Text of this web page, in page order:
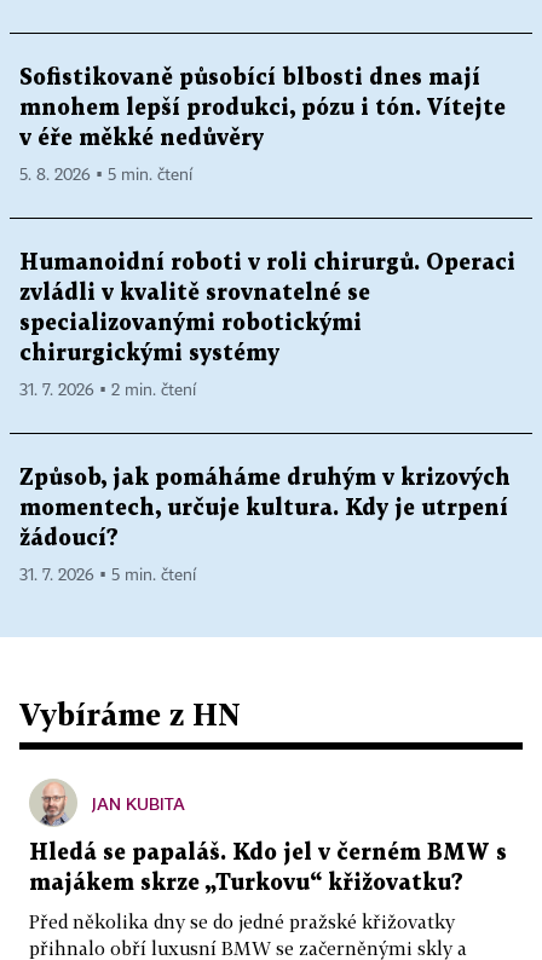
Sofistikovaně působící blbosti dnes mají
mnohem lepší produkci, pózu i tón. Vítejte
v éře měkké nedůvěry
5. 8. 2026 ▪ 5 min. čtení
Humanoidní roboti v roli chirurgů. Operaci
zvládli v kvalitě srovnatelné se
specializovanými robotickými
chirurgickými systémy
31. 7. 2026 ▪ 2 min. čtení
Způsob, jak pomáháme druhým v krizových
momentech, určuje kultura. Kdy je utrpení
žádoucí?
31. 7. 2026 ▪ 5 min. čtení
Vybíráme z HN
JAN KUBITA
Hledá se papaláš. Kdo jel v černém BMW s
majákem skrze „Turkovu“ křižovatku?
Před několika dny se do jedné pražské křižovatky
přihnalo obří luxusní BMW se začerněnými skly a